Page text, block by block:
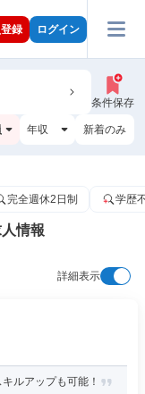
録 ログイン
条件保存
年収 新着のみ
完全週休2日制 学歴
情報
詳細表示
ルアップも可能！